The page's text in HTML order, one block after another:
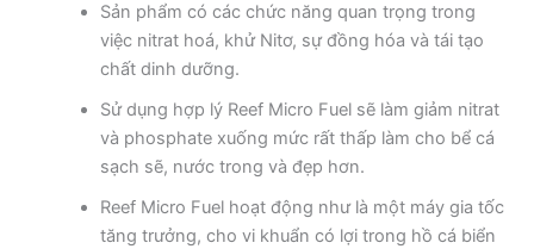
Sản phẩm có các chức năng quan trọng trong
việc nitrat hoá, khử Nitơ, sự đồng hóa và tái tạo
chất dinh dưỡng.
Sử dụng hợp lý Reef Micro Fuel sẽ làm giảm nitrat
và phosphate xuống mức rất thấp làm cho bể cá
sạch sẽ, nước trong và đẹp hơn.
Reef Micro Fuel hoạt động như là một máy gia tốc
tăng trưởng, cho vi khuẩn có lợi trong hồ cá biển